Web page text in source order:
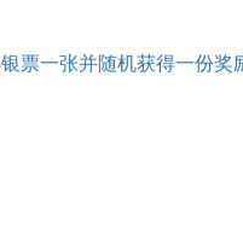
一张并随机获得一份奖